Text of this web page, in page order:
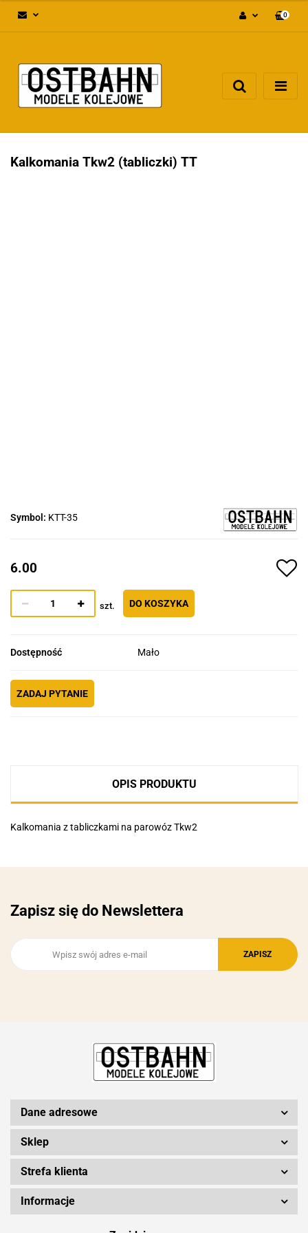
Dodaj zgłoszenie
0
Kalkomania Tkw2 (tabliczki) TT
Symbol: KTT-35
6.00
szt. DO KOSZYKA
Dostępność Mało
ZADAJ PYTANIE
OPIS PRODUKTU
Kalkomania z tabliczkami na parowóz Tkw2
Zapisz się do Newslettera
Dane adresowe
Sklep
Strefa klienta
Informacje